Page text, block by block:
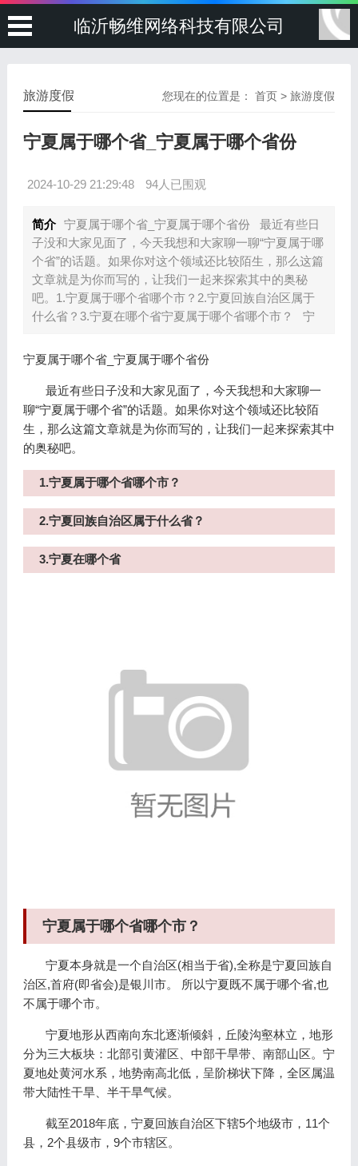
临沂畅维网络科技有限公司
您现在的位置是：首页 >旅游度假
旅游度假
宁夏属于哪个省_宁夏属于哪个省份
2024-10-29 21:29:48 94人已围观
简介 宁夏属于哪个省_宁夏属于哪个省份 最近有些日
子没和大家见面了，今天我想和大家聊一聊“宁夏属于哪
个省”的话题。如果你对这个领域还比较陌生，那么这篇
文章就是为你而写的，让我们一起来探索其中的奥秘
吧。1.宁夏属于哪个省哪个市？2.宁夏回族自治区属于
什么省？3.宁夏在哪个省宁夏属于哪个省哪个市？ 宁
宁夏属于哪个省_宁夏属于哪个省份
最近有些日子没和大家见面了，今天我想和大家聊一
聊“宁夏属于哪个省”的话题。如果你对这个领域还比较陌
生，那么这篇文章就是为你而写的，让我们一起来探索其中
的奥秘吧。
1.宁夏属于哪个省哪个市？
2.宁夏回族自治区属于什么省？
3.宁夏在哪个省
宁夏属于哪个省哪个市？
宁夏本身就是一个自治区(相当于省),全称是宁夏回族自
治区,首府(即省会)是银川市。 所以宁夏既不属于哪个省,也
不属于哪个市。
宁夏地形从西南向东北逐渐倾斜，丘陵沟壑林立，地形
分为三大板块：北部引黄灌区、中部干旱带、南部山区。宁
夏地处黄河水系，地势南高北低，呈阶梯状下降，全区属温
带大陆性干旱、半干旱气候。
截至2018年底，宁夏回族自治区下辖5个地级市，11个
县，2个县级市，9个市辖区。